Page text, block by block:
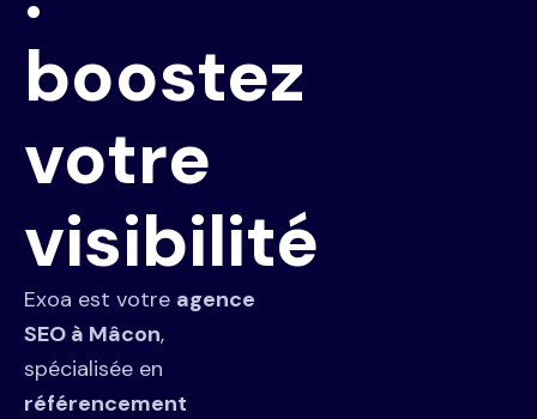
boostez
votre
visibilité
Exoa est votre agence
SEO à Mâcon,
spécialisée en
référencement